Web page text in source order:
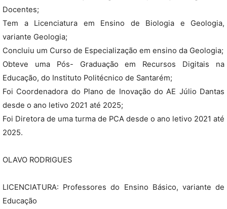
Docentes;
Tem a Licenciatura em Ensino de Biologia e Geologia,
variante Geologia;
Concluiu um Curso de Especialização em ensino da Geologia;
Obteve uma Pós- Graduação em Recursos Digitais na
Educação, do Instituto Politécnico de Santarém;
Foi Coordenadora do Plano de Inovação do AE Júlio Dantas
desde o ano letivo 2021 até 2025;
Foi Diretora de uma turma de PCA desde o ano letivo 2021 até
2025.
OLAVO RODRIGUES
LICENCIATURA: Professores do Ensino Básico, variante de
Educação